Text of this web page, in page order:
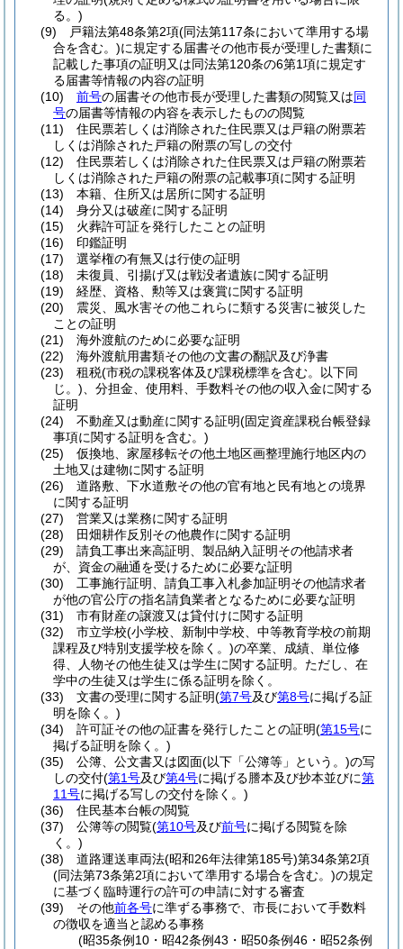
る。)
(9)
戸籍法第48条第2項(同法第117条において準用する場
合を含む。)に規定する届書その他市長が受理した書類に
記載した事項の証明又は同法第120条の6第1項に規定す
る届書等情報の内容の証明
(10)
前号の届書その他市長が受理した書類の閲覧又は同
号の届書等情報の内容を表示したものの閲覧
(11)
住民票若しくは消除された住民票又は戸籍の附票若
しくは消除された戸籍の附票の写しの交付
(12)
住民票若しくは消除された住民票又は戸籍の附票若
しくは消除された戸籍の附票の記載事項に関する証明
(13)
本籍、住所又は居所に関する証明
(14)
身分又は破産に関する証明
(15)
火葬許可証を発行したことの証明
(16)
印鑑証明
(17)
選挙権の有無又は行使の証明
(18)
未復員、引揚げ又は戦没者遺族に関する証明
(19)
経歴、資格、勲等又は褒賞に関する証明
(20)
震災、風水害その他これらに類する災害に被災した
ことの証明
(21)
海外渡航のために必要な証明
(22)
海外渡航用書類その他の文書の翻訳及び浄書
(23)
租税(市税の課税客体及び課税標準を含む。以下同
じ。) 、分担金、使用料、手数料その他の収入金に関する
証明
(24)
不動産又は動産に関する証明(固定資産課税台帳登録
事項に関する証明を含む。)
(25)
仮換地、家屋移転その他土地区画整理施行地区内の
土地又は建物に関する証明
(26)
道路敷、下水道敷その他の官有地と民有地との境界
に関する証明
(27)
営業又は業務に関する証明
(28)
田畑耕作反別その他農作に関する証明
(29)
請負工事出来高証明、製品納入証明その他請求者
が、資金の融通を受けるために必要な証明
(30)
工事施行証明、請負工事入札参加証明その他請求者
が他の官公庁の指名請負業者となるために必要な証明
(31)
市有財産の譲渡又は貸付けに関する証明
(32)
市立学校(小学校、新制中学校、中等教育学校の前期
課程及び特別支援学校を除く。)の卒業、成績、単位修
得、人物その他生徒又は学生に関する証明。 ただし、在
学中の生徒又は学生に係る証明を除く。
(33)
文書の受理に関する証明(第7号及び第8号に掲げる証
明を除く。)
(34)
許可証その他の証書を発行したことの証明(第15号に
掲げる証明を除く。)
(35)
公簿、公文書又は図面(以下「公簿等」という。)の写
しの交付(第1号及び第4号に掲げる謄本及び抄本並びに第
11号に掲げる写しの交付を除く。)
(36)
住民基本台帳の閲覧
(37)
公簿等の閲覧(第10号及び前号に掲げる閲覧を除
く。)
(38)
道路運送車両法(昭和26年法律第185号)第34条第2項
(同法第73条第2項において準用する場合を含む。)の規定
に基づく臨時運行の許可の申請に対する審査
(39)
その他前各号に準ずる事務で、市長において手数料
の徴収を適当と認める事務
(昭35条例10・昭42条例43・昭50条例46・昭52条例